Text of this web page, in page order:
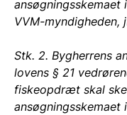
ansøgningsskemaet
VVM-myndigheden,
Stk. 2. Bygherrens
lovens § 21
fiskeopdræt skal
ansøgningsskemaet